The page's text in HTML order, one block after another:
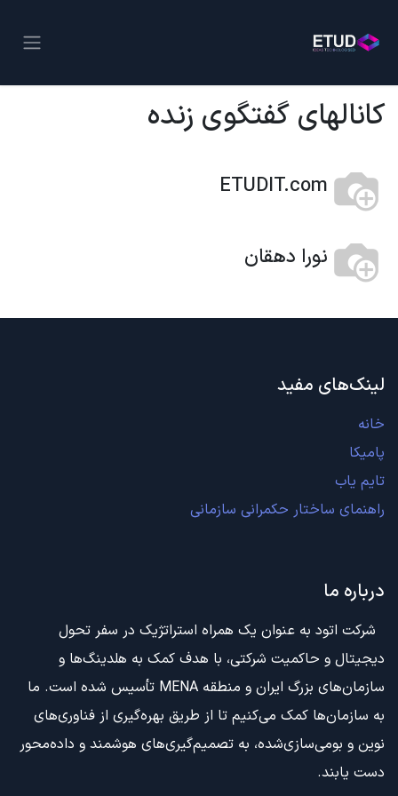
کانالهای گفتگوی زنده
ETUDIT.com
نورا دهقان
لینک‌های مفید
خانه
پامیکا
تایم یاب
راهنمای ساختار حکمرانی سازمانی
درباره ما
شرکت اتود به عنوان یک همراه استراتژیک در سفر تحول
دیجیتال و حاکمیت شرکتی، با هدف کمک به هلدینگ‌ها و
سازمان‌های بزرگ ایران و منطقه MENA تأسیس شده است. ما
به سازمان‌ها کمک می‌کنیم تا از طریق بهره‌گیری از فناوری‌های
نوین و بومی‌سازی‌شده، به تصمیم‌گیری‌های هوشمند و داده‌محور
دست یابند.